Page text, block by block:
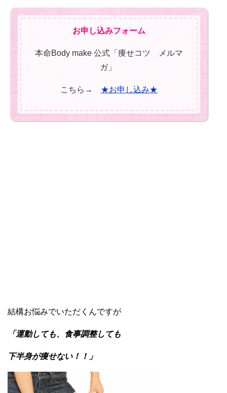
お申し込みフォーム
本命Body make 公式「痩せコツ メルマ
ガ」
こちら→ ★お申し込み★
結構お悩みでいただくんですが
「運動しても、食事調整しても
下半身が痩せない！！」